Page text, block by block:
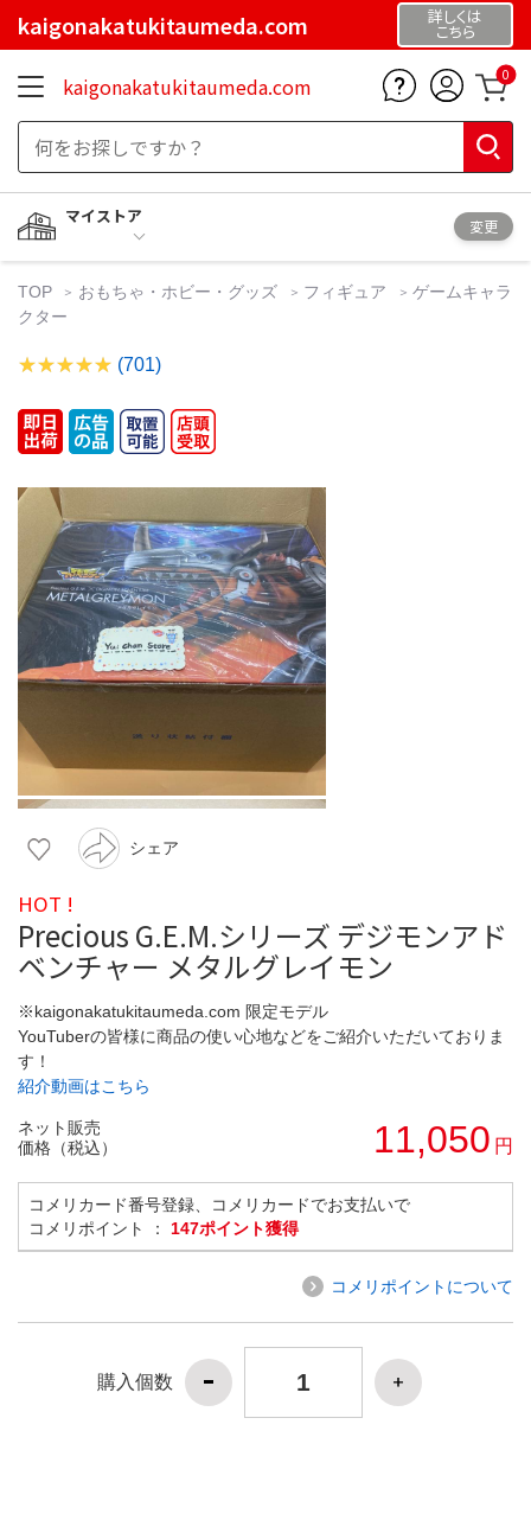
kaigonakatukitaumeda.com 詳しくは
こちら
kaigonakatukitaumeda.com 0
マイストア
変更
TOP おもちゃ・ホビー・グッズ フィギュア
ゲームキャラ
クター
(701)
シェア
HOT !
Precious G.E.M.シリーズ デジモンアド
ベンチャー メタルグレイモン
※kaigonakatukitaumeda.com 限定モデル
YouTuberの皆様に商品の使い心地などをご紹介いただいておりま
す！
紹介動画はこちら
ネット販売
価格（税込）
11,050 円
コメリカード番号登録、コメリカードでお支払いで
コメリポイント ： 147ポイント獲得
コメリポイントについて
購入個数